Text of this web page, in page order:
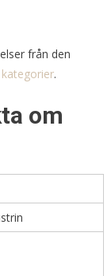
från den
.
om